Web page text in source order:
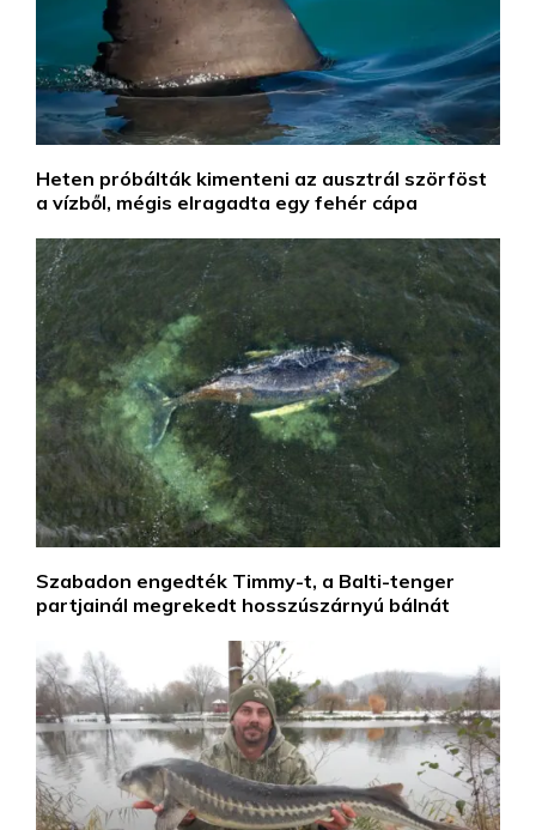
Heten próbálták kimenteni az ausztrál szörföst
a vízből, mégis elragadta egy fehér cápa
Szabadon engedték Timmy-t, a Balti-tenger
partjainál megrekedt hosszúszárnyú bálnát